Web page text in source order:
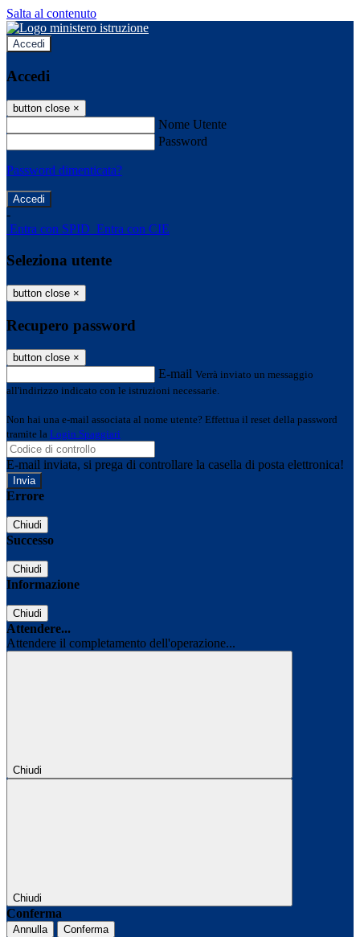
Salta al contenuto
Accedi
Accedi
button close ×
Nome Utente
Password
Password dimenticata?
-
Entra con SPID Entra con CIE
Seleziona utente
button close ×
Recupero password
button close ×
E-mail Verrà inviato un messaggio
all'indirizzo indicato con le istruzioni necessarie.
Non hai una e-mail associata al nome utente? Effettua il reset della password
tramite la Login Spaggiari
E-mail inviata, si prega di controllare la casella di posta elettronica!
Errore
Chiudi
Successo
Chiudi
Informazione
Chiudi
Attendere...
Attendere il completamento dell'operazione...
Chiudi
Chiudi
Conferma
Annulla Conferma